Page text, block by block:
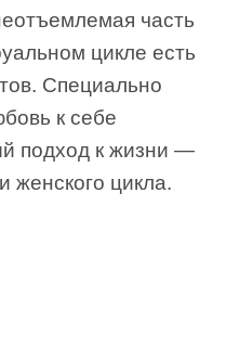
часть
цикле есть
Специально
к себе
подход к жизни —
женского цикла.